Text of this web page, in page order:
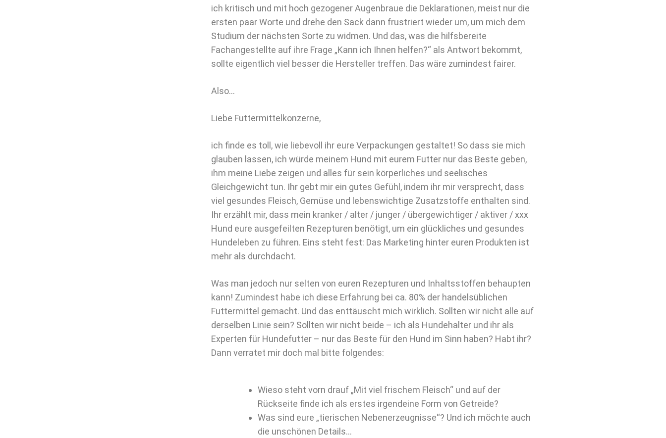
ich kritisch und mit hoch gezogener Augenbraue die Deklarationen, meist nur die
ersten paar Worte und drehe den Sack dann frustriert wieder um, um mich dem
Studium der nächsten Sorte zu widmen. Und das, was die hilfsbereite
Fachangestellte auf ihre Frage „Kann ich Ihnen helfen?“ als Antwort bekommt,
sollte eigentlich viel besser die Hersteller treffen. Das wäre zumindest fairer.
Also…
Liebe Futtermittelkonzerne,
ich finde es toll, wie liebevoll ihr eure Verpackungen gestaltet! So dass sie mich
glauben lassen, ich würde meinem Hund mit eurem Futter nur das Beste geben,
ihm meine Liebe zeigen und alles für sein körperliches und seelisches
Gleichgewicht tun. Ihr gebt mir ein gutes Gefühl, indem ihr mir versprecht, dass
viel gesundes Fleisch, Gemüse und lebenswichtige Zusatzstoffe enthalten sind.
Ihr erzählt mir, dass mein kranker / alter / junger / übergewichtiger / aktiver / xxx
Hund eure ausgefeilten Rezepturen benötigt, um ein glückliches und gesundes
Hundeleben zu führen. Eins steht fest: Das Marketing hinter euren Produkten ist
mehr als durchdacht.
Was man jedoch nur selten von euren Rezepturen und Inhaltsstoffen behaupten
kann! Zumindest habe ich diese Erfahrung bei ca. 80% der handelsüblichen
Futtermittel gemacht. Und das enttäuscht mich wirklich. Sollten wir nicht alle auf
derselben Linie sein? Sollten wir nicht beide – ich als Hundehalter und ihr als
Experten für Hundefutter – nur das Beste für den Hund im Sinn haben? Habt ihr?
Dann verratet mir doch mal bitte folgendes:
Wieso steht vorn drauf „Mit viel frischem Fleisch“ und auf der
Rückseite finde ich als erstes irgendeine Form von Getreide?
Was sind eure „tierischen Nebenerzeugnisse“? Und ich möchte auch
die unschönen Details…